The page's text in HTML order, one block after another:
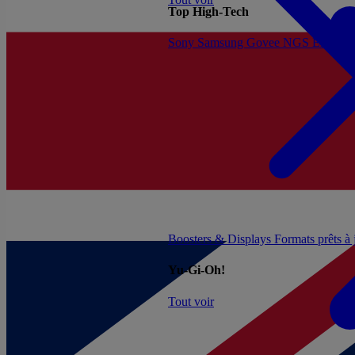
Boosters & Displays Formats prêts
Yu-Gi-Oh!
Tout voir
Top High-Tech
Sony Samsung Govee NGS Energy